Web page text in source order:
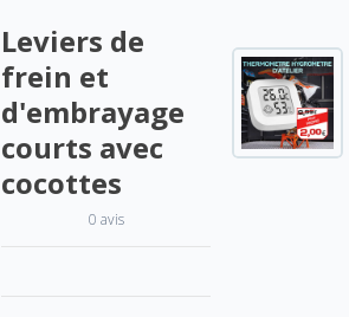
Leviers de
frein et
d'embrayage
courts avec
cocottes
0 avis